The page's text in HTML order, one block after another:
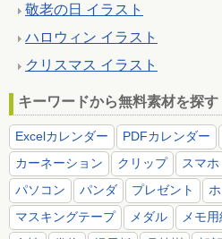
敬老の日 イラスト
ハロウィン イラスト
クリスマス イラスト
キーワードから無料素材を探す
Excelカレンダー PDFカレンダー
カーネーション
クリップ スマホ
パソコン
パンダ プレゼント
マスキングテープ
メダル メモ